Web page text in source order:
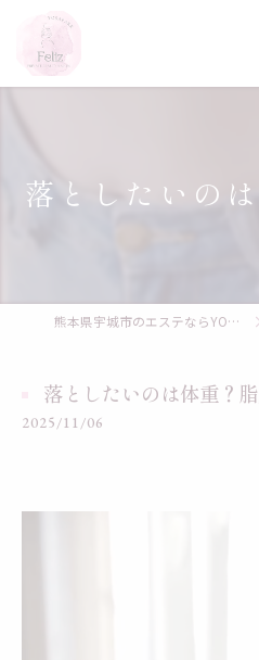
落としたいの
熊本県宇城市のエステならYOSAPARK Feliz
落としたいのは体重？脂
2025/11/06